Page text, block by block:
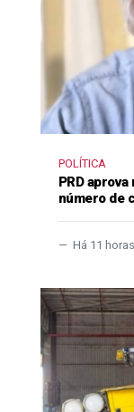
POLÍTICA
PRD
número de
Há 11 horas